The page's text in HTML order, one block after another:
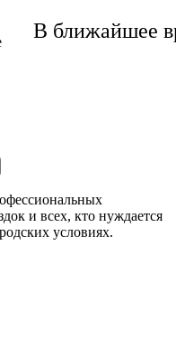
В ближайшее
и всех, кто нуждается
условиях.